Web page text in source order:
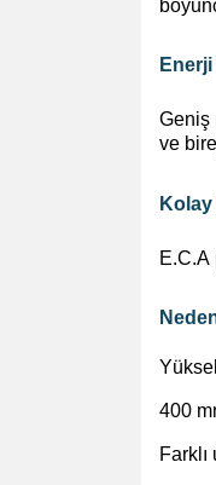
Geniş
ve
E.C.A
400